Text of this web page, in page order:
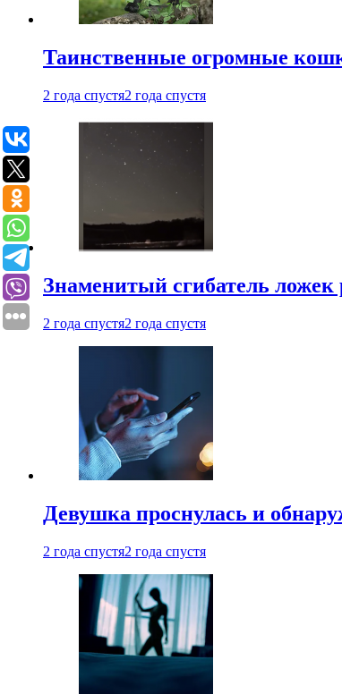
Таинственные огромные
2 года спустя2 года спустя
Знаменитый сгибатель
2 года спустя2 года спустя
Девушка проснулась и
2 года спустя2 года спустя